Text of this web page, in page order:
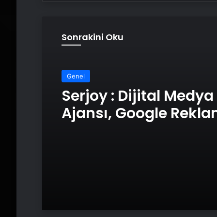
Sonrakini Oku
Genel
Serjoy : Dijital Medya
Ajansı, Google